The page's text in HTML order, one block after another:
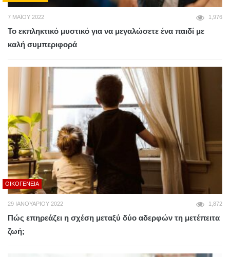
7 ΜΑΪ́ΟΥ 2022 1,976
Το εκπληκτικό μυστικό για να μεγαλώσετε ένα παιδί με
καλή συμπεριφορά
ΟΙΚΟΓΈΝΕΙΑ
29 ΙΑΝΟΥΑΡΊΟΥ 2022 1,872
Πώς επηρεάζει η σχέση μεταξύ δύο αδερφών τη μετέπειτα
ζωή;